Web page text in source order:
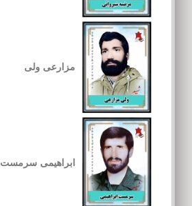
مزارعی ولی
ابراهیمی سرمست